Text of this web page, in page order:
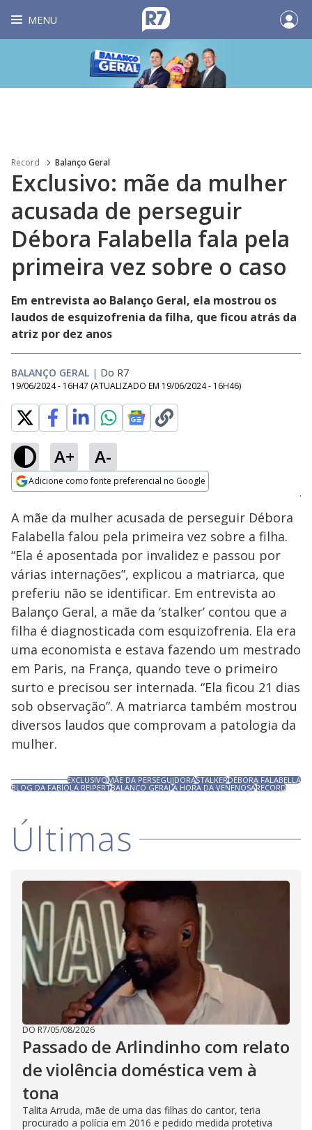
MENU
Record Balanço Geral
Exclusivo: mãe da mulher
acusada de perseguir
Débora Falabella fala pela
primeira vez sobre o caso
Em entrevista ao Balanço Geral, ela mostrou os
laudos de esquizofrenia da filha, que ficou atrás da
atriz por dez anos
BALANÇO GERAL | Do R7
19/06/2024 - 16H47 (ATUALIZADO EM 19/06/2024 - 16H46)
A+ A-
Adicione como fonte preferencial no Google
Ativar
Loaded
26.31%
A mãe da mulher acusada de perseguir Débora
Falabella falou pela primeira vez sobre a filha.
“Ela é aposentada por invalidez e passou por
várias internações”, explicou a matriarca, que
preferiu não se identificar. Em entrevista ao
Balanço Geral, a mãe da ‘stalker’ contou que a
filha é diagnosticada com esquizofrenia. Ela era
uma economista e estava fazendo um mestrado
em Paris, na França, quando teve o primeiro
surto e precisou ser internada. “Ela ficou 21 dias
sob observação”. A matriarca também mostrou
diversos laudos que comprovam a patologia da
mulher.
EXCLUSIVOMÃE DA PERSEGUIDORASTALKERDÉBORA FALABELLA
BLOG DA FABÍOLA REIPERTBALANCO GERALA HORA DA VENENOSARECORD
Últimas
DO R7/05/08/2026
Passado de Arlindinho com relato
de violência doméstica vem à
tona
Talita Arruda, mãe de uma das filhas do cantor, teria
procurado a polícia em 2016 e pedido medida protetiva